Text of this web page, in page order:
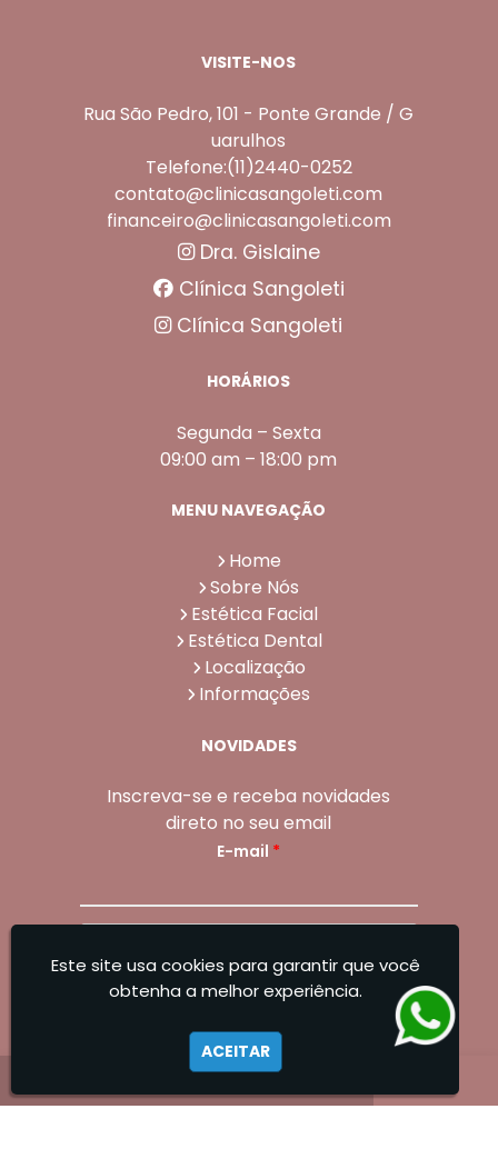
VISITE-NOS
Rua São Pedro, 101 - Ponte Grande / G
uarulhos
Telefone:(11)2440-0252
contato@clinicasangoleti.com
financeiro@clinicasangoleti.com
Dra. Gislaine
Clínica Sangoleti
Clínica Sangoleti
HORÁRIOS
Segunda – Sexta
09:00 am – 18:00 pm
MENU NAVEGAÇÃO
Home
Sobre Nós
Estética Facial
Estética Dental
Localização
Informações
NOVIDADES
Inscreva-se e receba novidades
direto no seu email
E-mail *
Sangoleti Odontologia - Estética Dental e
Este site usa cookies para garantir que você
obtenha a melhor experiência.
ACEITAR